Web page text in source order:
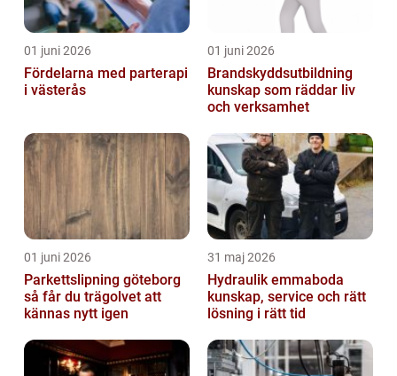
01 juni 2026
Fördelarna med parterapi
i västerås
01 juni 2026
Brandskyddsutbildning
kunskap som räddar liv
och verksamhet
01 juni 2026
Parkettslipning göteborg
så får du trägolvet att
kännas nytt igen
31 maj 2026
Hydraulik emmaboda
kunskap, service och rätt
lösning i rätt tid